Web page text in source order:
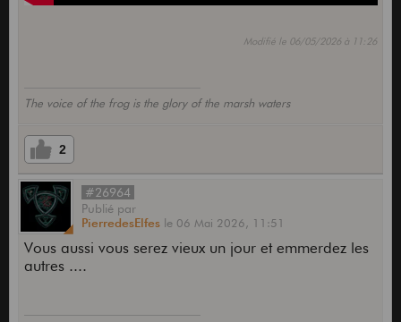
Modifié le 06/05/2026 à 11:26
The voice of the frog is the glory of the marsh waters
2
#26964
Publié par
PierredesElfes le 06 Mai 2026, 11:51
Vous aussi vous serez vieux un jour et emmerdez les
autres ....